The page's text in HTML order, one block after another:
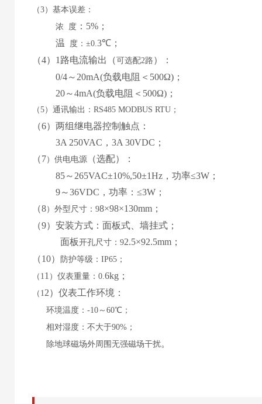
（3）基本误差：
浓
度 ： 5% ；
温
度： ±0.3℃；
（4） 1路电流输出 （可选配2路 ）
：
0/4～ 20mA(负载电阻＜ 500Ω) ；
20～4mA(负载电阻＜ 500Ω) ；
（5）通讯输出：RS485 MODBUS RTU；
（6）两组继电器控制触点：
3A 250VAC， 3A 30VDC；
（7） 供电电源 （选配）
：
85～ 265VAC±10%,50±1Hz，功率≤3W；
9～36VDC，功率：≤3W；
（8）外型尺寸： 98×98×130mm；
（9）安装方式： 面板式 墙挂式 ；
面板开孔尺寸： 92.5×92.5mm；
（10） 防护等级： IP65；
（ 11 ）仪表重量： 0.6kg；
（ 12）仪表工作环境：
环境温度： -10～60℃；
相对湿度：不大于90%；
除地球磁场外周围无强磁场干扰。